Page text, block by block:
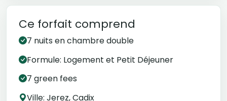
Ce forfait comprend
7 nuits en chambre double
Formule: Logement et Petit Déjeuner
7 green fees
Ville: Jerez, Cadix